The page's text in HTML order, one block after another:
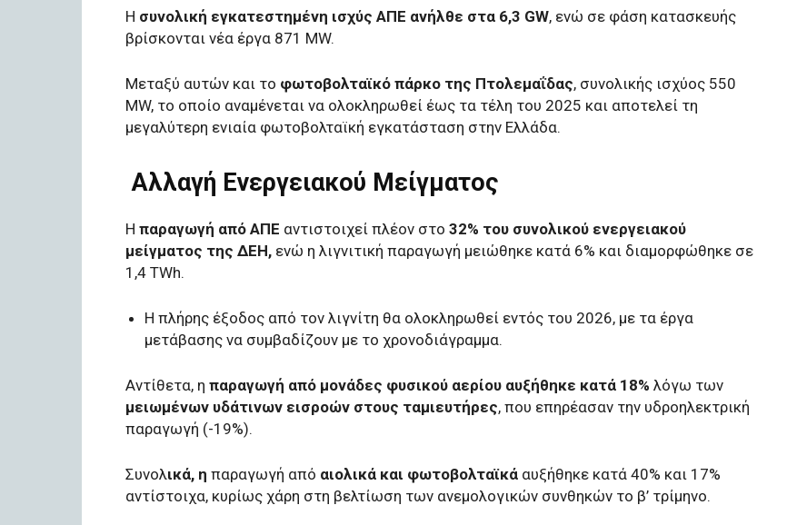
Η συνολική εγκατεστημένη ισχύς ΑΠΕ ανήλθε στα 6,3 GW, ενώ σε φάση κατασκευής
βρίσκονται νέα έργα 871 MW.
Μεταξύ αυτών και το φωτοβολταϊκό πάρκο της Πτολεμαΐδας, συνολικής ισχύος 550
MW, το οποίο αναμένεται να ολοκληρωθεί έως τα τέλη του 2025 και αποτελεί τη
μεγαλύτερη ενιαία φωτοβολταϊκή εγκατάσταση στην Ελλάδα.
Αλλαγή Ενεργειακού Μείγματος
Η παραγωγή από ΑΠΕ αντιστοιχεί πλέον στο 32% του συνολικού ενεργειακού
μείγματος της ΔΕΗ, ενώ η λιγνιτική παραγωγή μειώθηκε κατά 6% και διαμορφώθηκε σε
1,4 TWh.
Η πλήρης έξοδος από τον λιγνίτη θα ολοκληρωθεί εντός του 2026, με τα έργα
μετάβασης να συμβαδίζουν με το χρονοδιάγραμμα.
Αντίθετα, η παραγωγή από μονάδες φυσικού αερίου αυξήθηκε κατά 18% λόγω των
μειωμένων υδάτινων εισροών στους ταμιευτήρες, που επηρέασαν την υδροηλεκτρική
παραγωγή (-19%).
Συνολικά, η παραγωγή από αιολικά και φωτοβολταϊκά αυξήθηκε κατά 40% και 17%
αντίστοιχα, κυρίως χάρη στη βελτίωση των ανεμολογικών συνθηκών το β’ τρίμηνο.